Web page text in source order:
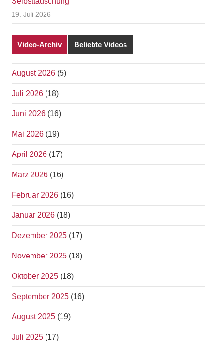
19. Juli 2026
Video-Archiv Beliebte Videos
August 2026 (5)
Juli 2026 (18)
Juni 2026 (16)
Mai 2026 (19)
April 2026 (17)
März 2026 (16)
Februar 2026 (16)
Januar 2026 (18)
Dezember 2025 (17)
November 2025 (18)
Oktober 2025 (18)
September 2025 (16)
August 2025 (19)
Juli 2025 (17)